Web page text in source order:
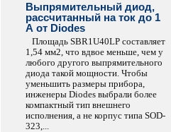
Выпрямительный диод,
рассчитанный на ток до 1
А от Diodes
Площадь SBR1U40LP составляет
1,54 мм2, что вдвое меньше, чем у
любого другого выпрямительного
диода такой мощности. Чтобы
уменьшить размеры прибора,
инженеры Diodes выбрали более
компактный тип внешнего
исполнения, а не корпус типа SOD-
323,...